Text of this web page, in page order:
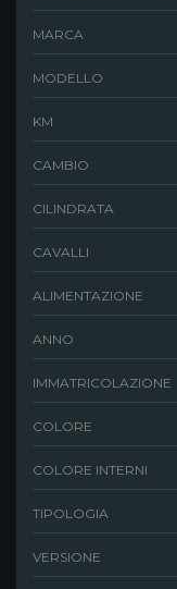
MARCA
MODELLO
KM
CAMBIO
CILINDRATA
CAVALLI
ALIMENTAZIONE
ANNO
IMMATRICOLAZIONE
COLORE
COLORE INTERNI
TIPOLOGIA
VERSIONE